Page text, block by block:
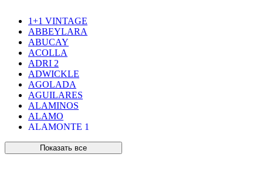
1+1 VINTAGE
ABBEYLARA
ABUCAY
ACOLLA
ADRI 2
ADWICKLE
AGOLADA
AGUILARES
ALAMINOS
ALAMO
ALAMONTE 1
ALBARACCIN
Показать все